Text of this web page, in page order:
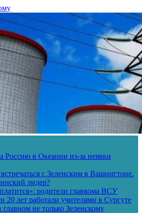
Россию в Океании из-за неявки
с Зеленским в Вашингтоне.
лидер?
родители главкома ВСУ
20 лет работали учителями в Сургуте
главном не только Зеленскому